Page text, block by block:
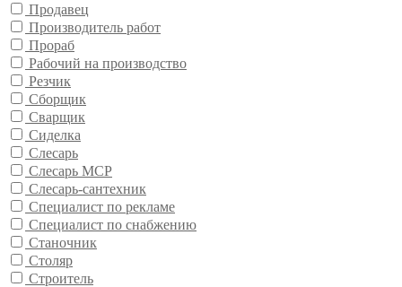
Продавец
Производитель работ
Прораб
Рабочий на производство
Резчик
Сборщик
Сварщик
Сиделка
Слесарь
Слесарь МСР
Слесарь-сантехник
Специалист по рекламе
Специалист по снабжению
Станочник
Столяр
Строитель